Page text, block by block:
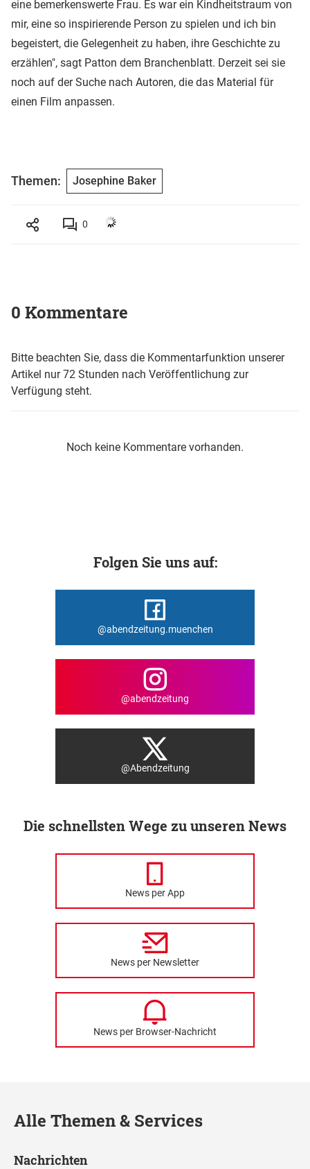
eine bemerkenswerte Frau. Es war ein Kindheitstraum von
mir, eine so inspirierende Person zu spielen und ich bin
begeistert, die Gelegenheit zu haben, ihre Geschichte zu
erzählen", sagt Patton dem Branchenblatt. Derzeit sei sie
noch auf der Suche nach Autoren, die das Material für
einen Film anpassen.
Themen: Josephine Baker
0
0 Kommentare
Bitte beachten Sie, dass die Kommentarfunktion unserer
Artikel nur 72 Stunden nach Veröffentlichung zur
Verfügung steht.
Noch keine Kommentare vorhanden.
Folgen Sie uns auf:
@abendzeitung.muenchen
@abendzeitung
@Abendzeitung
Die schnellsten Wege zu unseren News
News per App
News per Newsletter
News per Browser-Nachricht
Alle Themen & Services
Nachrichten